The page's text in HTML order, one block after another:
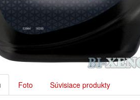
Foto Súvisiace produkty